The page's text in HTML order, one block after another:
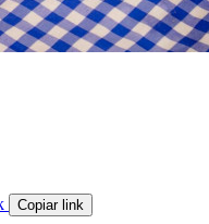
Copiar link